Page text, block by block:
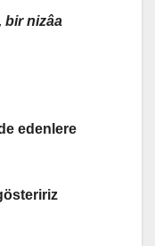
bir nizâa
edenlere